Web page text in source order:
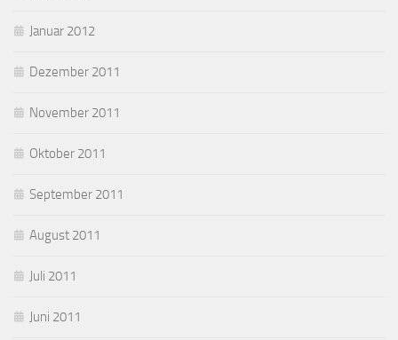
Januar 2012
Dezember 2011
November 2011
Oktober 2011
September 2011
August 2011
Juli 2011
Juni 2011